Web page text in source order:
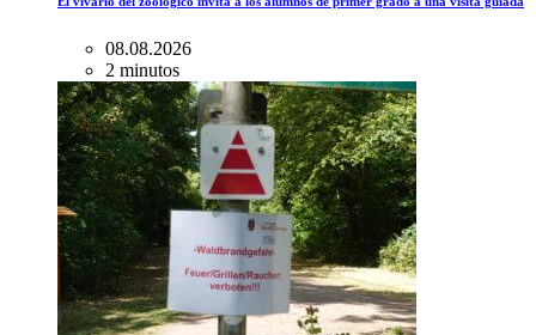
08.08.2026
2 minutos